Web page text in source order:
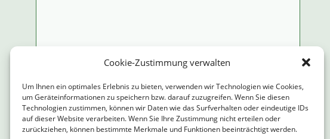
Cookie-Zustimmung verwalten
Um Ihnen ein optimales Erlebnis zu bieten, verwenden wir Technologien wie Cookies,
um Geräteinformationen zu speichern bzw. darauf zuzugreifen. Wenn Sie diesen
Technologien zustimmen, können wir Daten wie das Surfverhalten oder eindeutige IDs
auf dieser Website verarbeiten. Wenn Sie Ihre Zustimmung nicht erteilen oder
zurückziehen, können bestimmte Merkmale und Funktionen beeinträchtigt werden.
Bitte geben Sie die Zeichen ein: